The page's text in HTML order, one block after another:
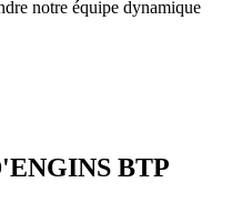
notre équipe dynamique
BTP